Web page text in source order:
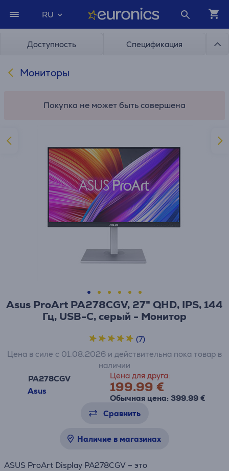
RU
Доступность Спецификация
Мониторы
Покупка не может быть совершена
Asus ProArt PA278CGV, 27" QHD, IPS, 144
Гц, USB-C, серый - Монитор
PA278CGV
Asus
Цена для друга:
199.99 €
Обычная цена: 399.99 €
Цена в силе с 01.08.2026 и действительна пока товар в
наличии
(7)
Сравнить
Наличие в магазинах
ASUS ProArt Display PA278CGV – это